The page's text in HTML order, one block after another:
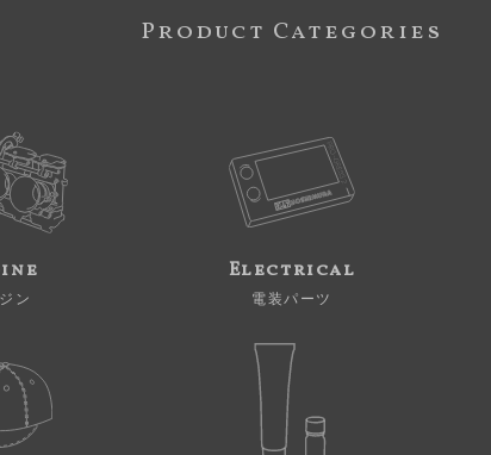
Product Categories
ン
Electrical
電装パーツ